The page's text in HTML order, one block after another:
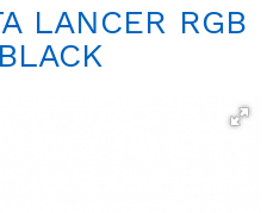
LANCER RGB